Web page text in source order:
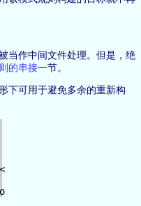
当作中间文件处理。但是，绝
的串接一节。
下可用于避免多余的重新构